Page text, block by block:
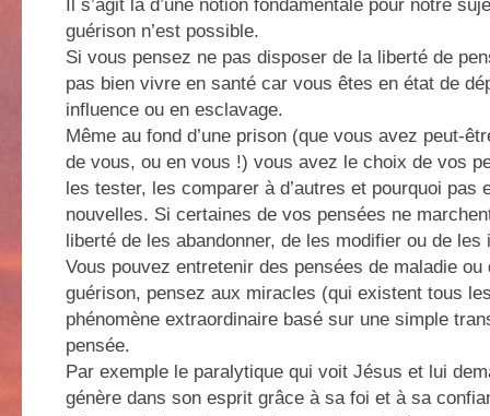
Il s’agit là d’une notion fondamentale pour notre
guérison n’est possible.
Si vous pensez ne pas disposer de la liberté de
pas bien vivre en santé car vous êtes en état de
influence ou en esclavage.
Même au fond d’une prison (que vous avez peut-
de vous, ou en vous !) vous avez le choix de vos
les tester, les comparer à d’autres et pourquoi pas
nouvelles. Si certaines de vos pensées ne
liberté de les abandonner, de les modifier ou de
Vous pouvez entretenir des pensées de maladie ou
guérison, pensez aux miracles (qui existent tous
phénomène extraordinaire basé sur une simple
pensée.
Par exemple le paralytique qui voit Jésus et lui
génère dans son esprit grâce à sa foi et à sa